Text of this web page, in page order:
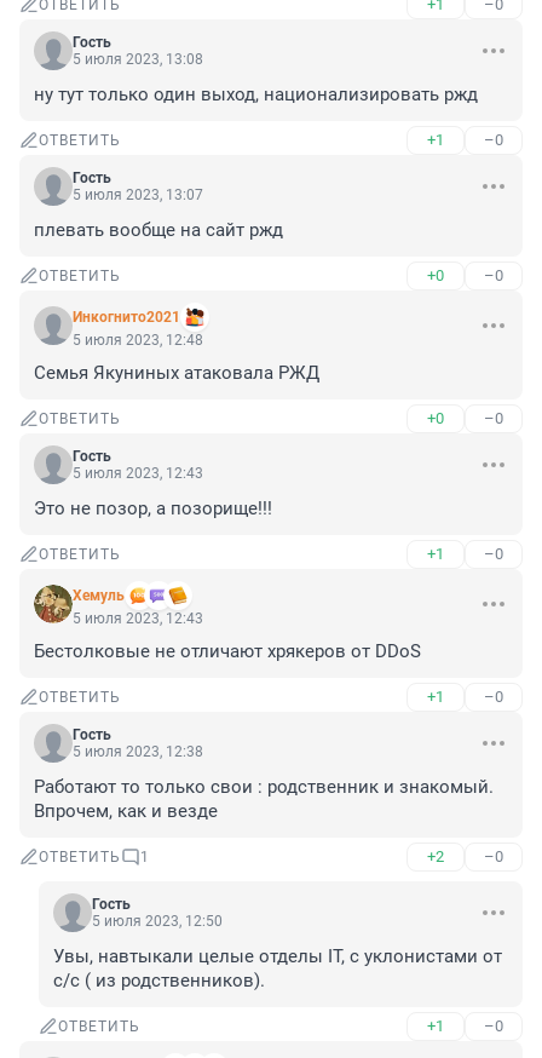
ОТВЕТИТЬ +1 –0
Гость
5 июля 2023, 13:08
ну тут только один выход, национализировать ржд
ОТВЕТИТЬ +1 –0
Гость
5 июля 2023, 13:07
плевать вообще на сайт ржд
ОТВЕТИТЬ +0 –0
Инкогнито2021
5 июля 2023, 12:48
Семья Якуниных атаковала РЖД
ОТВЕТИТЬ +0 –0
Гость
5 июля 2023, 12:43
Это не позор, а позорище!!!
ОТВЕТИТЬ +1 –0
Xемуль
5 июля 2023, 12:43
Бестолковые не отличают хрякеров от DDoS
ОТВЕТИТЬ +1 –0
Гость
5 июля 2023, 12:38
Работают то только свои : родственник и знакомый.
Впрочем, как и везде
ОТВЕТИТЬ 1 +2 –0
Гость
5 июля 2023, 12:50
Увы, навтыкали целые отделы IT, с уклонистами от
с/с ( из родственников).
ОТВЕТИТЬ +1 –0